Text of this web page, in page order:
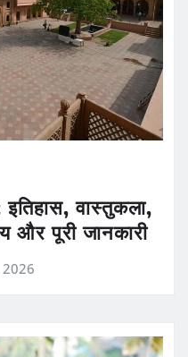
इतिहास, वास्तुकला,
और पूरी जानकारी